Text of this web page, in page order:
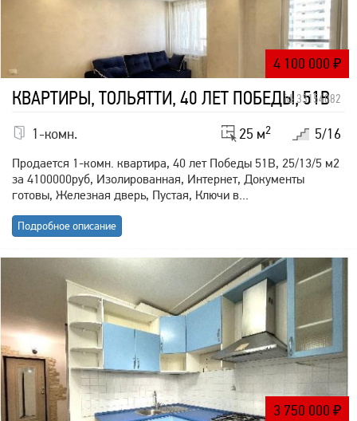
4 100 000 ₽
КВАРТИРЫ, ТОЛЬЯТТИ, 40 ЛЕТ ПОБЕДЫ, 51В
id: 33154082
1-комн. 5/16
25 м2
Продается 1-комн. квартира, 40 лет Победы 51В, 25/13/5 м2
за 4100000руб, Изолированная, Интернет, Документы
готовы, Железная дверь, Пустая, Ключи в...
Подробное описание
3 750 000 ₽